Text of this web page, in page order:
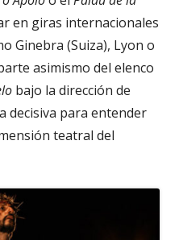
en giras internacionales
Ginebra (Suiza), Lyon o
asimismo del elenco
bajo la dirección de
decisiva para entender
teatral del